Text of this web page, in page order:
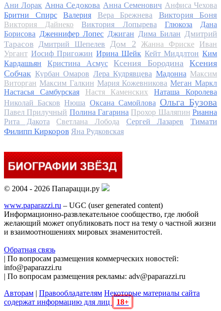
Ани Лорак Анна Седокова Анна Семенович Анфиса Чехова
Бритни Спирс
Валерия Вера Брежнева Виктория Боня
Виктория Дайнеко Виктория Лопырева Глюкоза
Дана
Борисова Дженнифер Лопес Джиган Дима Билан
Дмитрий
Тарасов
Дмитрий Шепелев Дом 2 Жанна Фриске
Иван
Ургант Иосиф Пригожин Ирина Шейк Кейт Миддлтон Ким
Кардашьян
Кристина Асмус Ксения Бородина
Ксения
Собчак Курбан Омаров Лера Кудрявцева Мадонна Максим
Виторган Максим Галкин Мария Кожевникова Меган Маркл
Настасья Самбурская
Настя Каменских
Наташа Королева
Николай Басков Нюша Оксана Самойлова Ольга Бузова
Павел Прилучный Полина Гагарина Прохор Шаляпин Рианна
Рита Дакота
Светлана Лобода Сергей Лазарев
Тимати
Филипп Киркоров Яна Рудковская
© 2004 - 2026 Папарацци.ру
www.paparazzi.ru – UGC (user generated content)
Информационно-развлекательное сообщество, где любой
желающий может опубликовать пост на тему о частной жизни
и взаимоотношениях мировых знаменитостей.
Обратная связь
| По вопросам размещения коммерческих новостей:
info@paparazzi.ru
| По вопросам размещения рекламы: adv@paparazzi.ru
Авторам | Правообладателям Некоторые материалы сайта
содержат информацию для лиц
18+